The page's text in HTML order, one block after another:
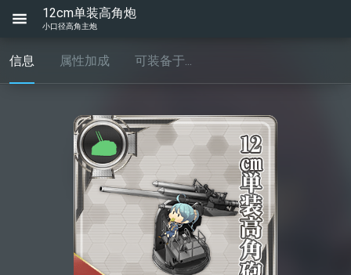
小口径高角主炮
12cm单装高角炮
信息 属性加成 可装备于...